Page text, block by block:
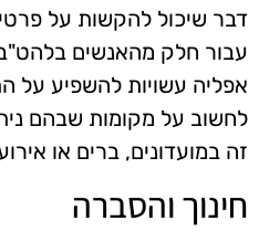
דבר שיכול להקשות על
עבור חלק מהאנשים בלהט"ב,
אפליה עשויות להשפיע על
לחשוב על מקומות שבהם
זה במועדונים, ברים או
חינוך והסברה